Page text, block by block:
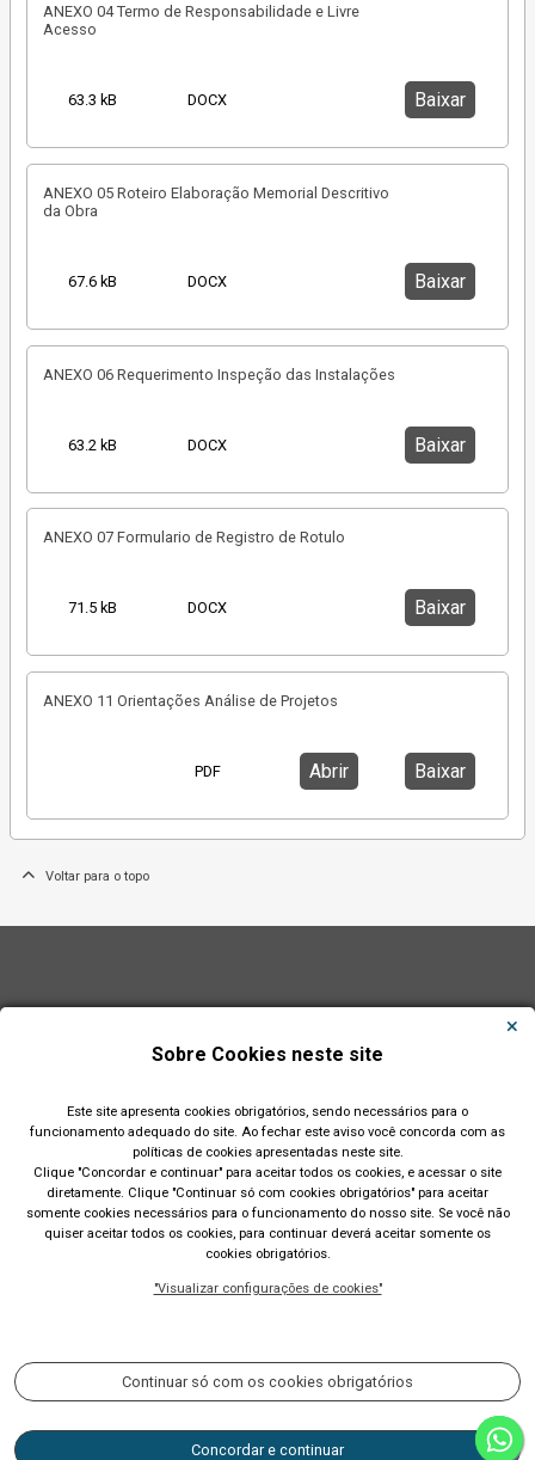
ANEXO 04 Termo de Responsabilidade e Livre
Acesso
63.3 kB DOCX Baixar
ANEXO 05 Roteiro Elaboração Memorial Descritivo
da Obra
67.6 kB DOCX Baixar
ANEXO 06 Requerimento Inspeção das Instalações
63.2 kB DOCX Baixar
ANEXO 07 Formulario de Registro de Rotulo
71.5 kB DOCX Baixar
ANEXO 11 Orientações Análise de Projetos
PDF Abrir Baixar
Voltar para o topo
Sobre Cookies neste site
Este site apresenta cookies obrigatórios, sendo necessários para o
funcionamento adequado do site. Ao fechar este aviso você concorda com as
políticas de cookies apresentadas neste site.
Clique "Concordar e continuar" para aceitar todos os cookies, e acessar o site
diretamente. Clique "Continuar só com cookies obrigatórios" para aceitar
somente cookies necessários para o funcionamento do nosso site. Se você não
quiser aceitar todos os cookies, para continuar deverá aceitar somente os
cookies obrigatórios.
"Visualizar configurações de cookies"
Continuar só com os cookies obrigatórios
Concordar e continuar
Prefeitura Municipal de Lajeado (RS)
Rua Cel. Júlio May, 242 - Telefone (51) 3982 1000